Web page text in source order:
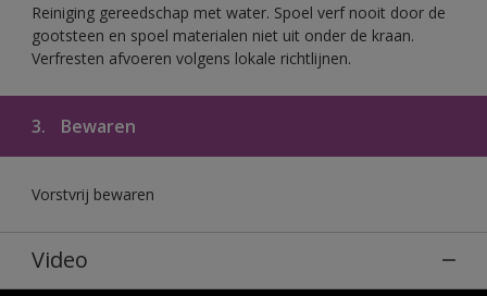
Reiniging gereedschap met water. Spoel verf nooit door de
gootsteen en spoel materialen niet uit onder de kraan.
Verfresten afvoeren volgens lokale richtlijnen.
3. Bewaren
Vorstvrij bewaren
Video